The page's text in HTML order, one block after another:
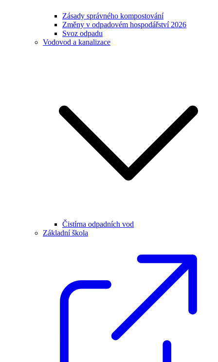
Zásady správného kompostování
Změny v odpadovém hospodářství 2026
Svoz odpadu
Vodovod a kanalizace
Čistírna odpadních vod
Základní škola